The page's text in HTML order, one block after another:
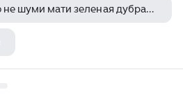
кто распевает песню не шуми мати зеленая дубравушка в романе а с пушкина капитанская дочка